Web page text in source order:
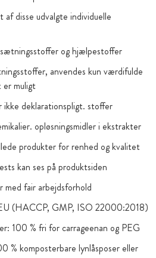
disse udvalgte individuelle
og hjælpestoffer
anvendes kun værdifulde
muligt
ikke deklarationspligt. stoffer
opløsningsmidler i ekstrakter
produkter for renhed og kvalitet
kan ses på produktsiden
med fair arbejdsforhold
(HACCP, GMP, ISO 22000:2018)
100 % fri for carrageenan og PEG
% komposterbare lynlåsposer eller